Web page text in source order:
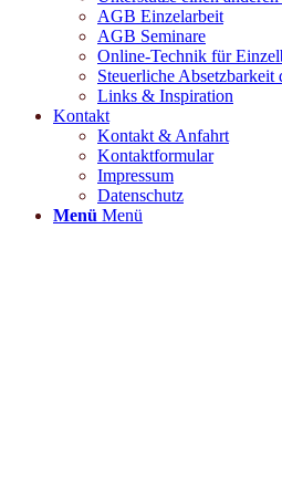
AGB Einzelarbeit
AGB Seminare
Online-Technik für
Steuerliche Absetzbarkeit
Links & Inspiration
Kontakt
Kontakt & Anfahrt
Kontaktformular
Impressum
Datenschutz
Menü Menü